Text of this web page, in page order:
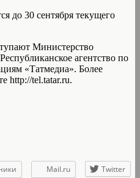
до 30 сентября текущего
Министерство
агентство по
«Татмедиа». Более
http://tel.tatar.ru.
Mail.ru
Twitter